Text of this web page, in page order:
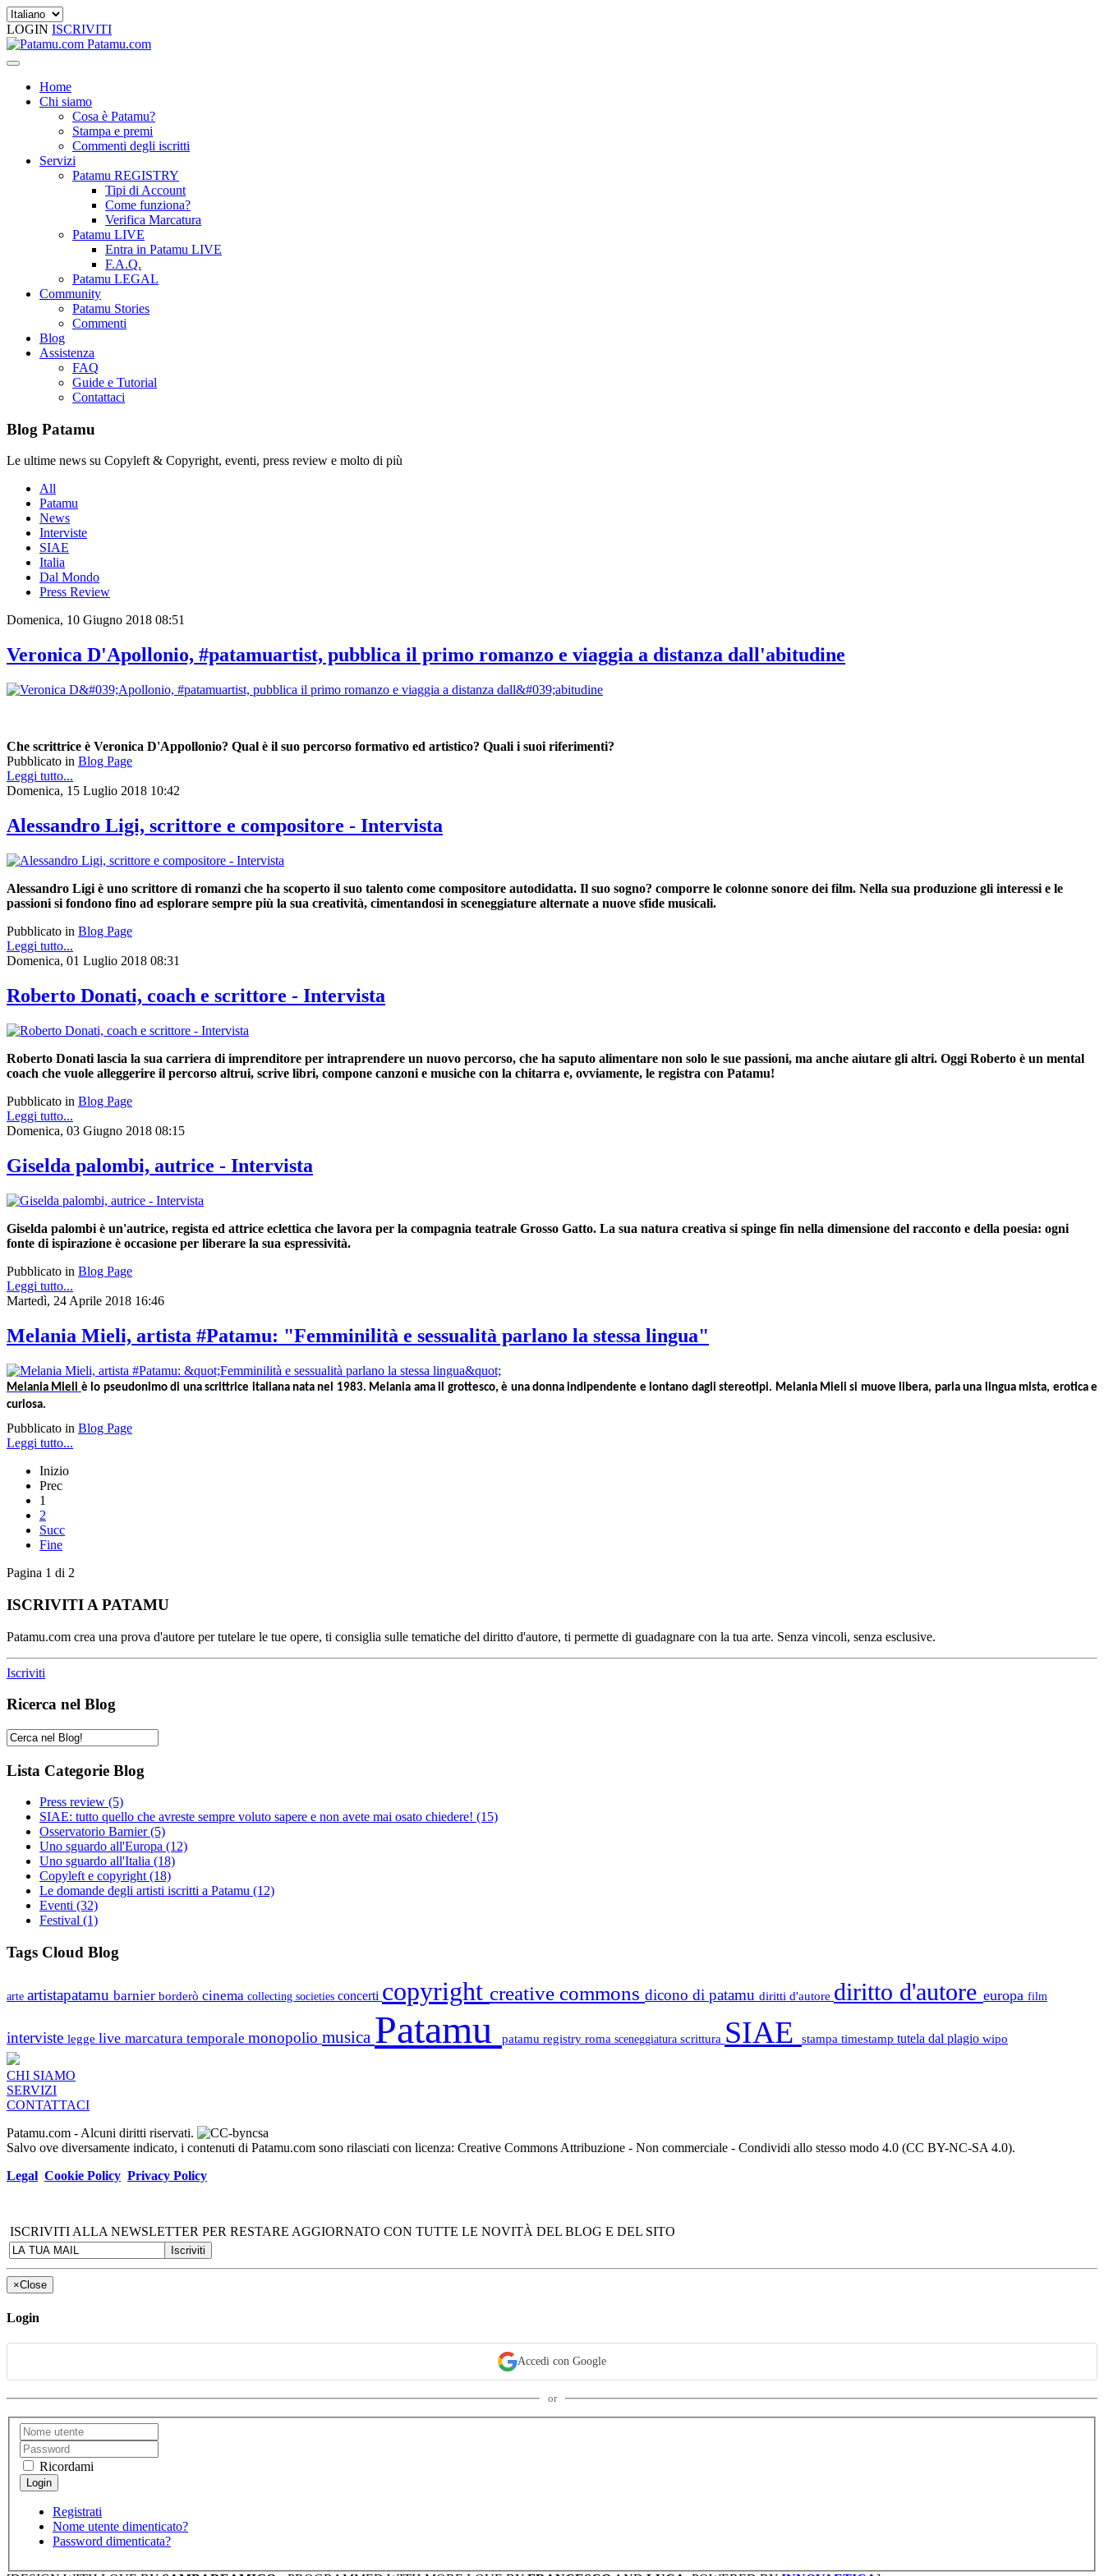
LOGIN ISCRIVITI
Patamu.com
Home
Chi siamo
Cosa è Patamu?
Stampa e premi
Commenti degli iscritti
Servizi
Patamu REGISTRY
Tipi di Account
Come funziona?
Verifica Marcatura
Patamu LIVE
Entra in Patamu LIVE
F.A.Q.
Patamu LEGAL
Community
Patamu Stories
Commenti
Blog
Assistenza
FAQ
Guide e Tutorial
Contattaci
Blog Patamu
Le ultime news su Copyleft & Copyright, eventi, press review e molto di più
All
Patamu
News
Interviste
SIAE
Italia
Dal Mondo
Press Review
Domenica, 10 Giugno 2018 08:51
Veronica D'Apollonio, #patamuartist, pubblica il primo romanzo e viaggia a distanza dall'abitudine
Che scrittrice è Veronica D'Appollonio? Qual è il suo percorso formativo ed artistico? Quali i suoi riferimenti?
Pubblicato in Blog Page
Leggi tutto...
Domenica, 15 Luglio 2018 10:42
Alessandro Ligi, scrittore e compositore - Intervista
Alessandro Ligi è uno scrittore di romanzi che ha scoperto il suo talento come compositore autodidatta. Il suo sogno? comporre le colonne sonore dei film. Nella sua produzione gli interessi e le
passioni si fondono fino ad esplorare sempre più la sua creatività, cimentandosi in sceneggiature alternate a nuove sfide musicali.
Pubblicato in Blog Page
Leggi tutto...
Domenica, 01 Luglio 2018 08:31
Roberto Donati, coach e scrittore - Intervista
Roberto Donati lascia la sua carriera di imprenditore per intraprendere un nuovo percorso, che ha saputo alimentare non solo le sue passioni, ma anche aiutare gli altri. Oggi Roberto è un mental
coach che vuole alleggerire il percorso altrui, scrive libri, compone canzoni e musiche con la chitarra e, ovviamente, le registra con Patamu!
Pubblicato in Blog Page
Leggi tutto...
Domenica, 03 Giugno 2018 08:15
Giselda palombi, autrice - Intervista
Giselda palombi è un'autrice, regista ed attrice eclettica che lavora per la compagnia teatrale Grosso Gatto. La sua natura creativa si spinge fin nella dimensione del racconto e della poesia: ogni
fonte di ispirazione è occasione per liberare la sua espressività.
Pubblicato in Blog Page
Leggi tutto...
Martedì, 24 Aprile 2018 16:46
Melania Mieli, artista #Patamu: "Femminilità e sessualità parlano la stessa lingua"
Melania Mieli è lo pseudonimo di una scrittrice italiana nata nel 1983. Melania ama il grottesco, è una donna indipendente e lontano dagli stereotipi. Melania Mieli si muove libera, parla una lingua mista, erotica e
curiosa.
Pubblicato in Blog Page
Leggi tutto...
Inizio
Prec
1
2
Succ
Fine
Pagina 1 di 2
ISCRIVITI A PATAMU
Patamu.com crea una prova d'autore per tutelare le tue opere, ti consiglia sulle tematiche del diritto d'autore, ti permette di guadagnare con la tua arte. Senza vincoli, senza esclusive.
Iscriviti
Ricerca nel Blog
Lista Categorie Blog
Press review (5)
SIAE: tutto quello che avreste sempre voluto sapere e non avete mai osato chiedere! (15)
Osservatorio Barnier(5)
Uno sguardo all'Europa (12)
Uno sguardo all'Italia (18)
Copyleft e copyright(18)
Le domande degli artisti iscritti a Patamu (12)
Eventi (32)
Festival (1)
Tags Cloud Blog
arte artistapatamu barnier borderò cinema collecting societies concerti copyright creative commons dicono di patamu diritti d'autore diritto d'autore europa film
interviste legge live marcatura temporale monopolio musica Patamu patamu registry roma sceneggiatura scrittura SIAE stampa timestamp tutela dal plagio wipo
CHI SIAMO
SERVIZI
CONTATTACI
Patamu.com - Alcuni diritti riservati.
Salvo ove diversamente indicato, i contenuti di Patamu.com sono rilasciati con licenza: Creative Commons Attribuzione - Non commerciale - Condividi allo stesso modo 4.0 (CC BY-NC-SA 4.0).
Legal Cookie Policy Privacy Policy
ISCRIVITI ALLA NEWSLETTER PER RESTARE AGGIORNATO CON TUTTE LE NOVITÀ DEL BLOG E DEL SITO
×Close
Login
Accedi con Google
or
Ricordami
Registrati
Nome utente dimenticato?
Password dimenticata?